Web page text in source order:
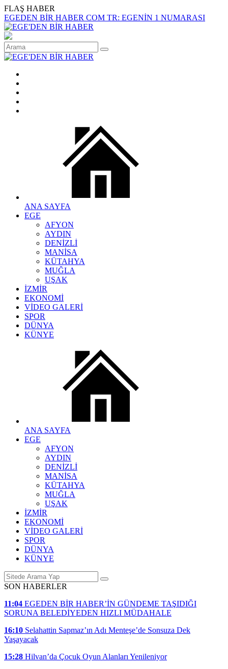
FLAŞ HABER
EGEDEN BİR HABER COM TR: EGENİN 1 NUMARASI
ANA SAYFA
EGE
AFYON
AYDIN
DENİZLİ
MANİSA
KÜTAHYA
MUĞLA
UŞAK
İZMİR
EKONOMİ
VİDEO GALERİ
SPOR
DÜNYA
KÜNYE
ANA SAYFA
EGE
AFYON
AYDIN
DENİZLİ
MANİSA
KÜTAHYA
MUĞLA
UŞAK
İZMİR
EKONOMİ
VİDEO GALERİ
SPOR
DÜNYA
KÜNYE
SON HABERLER
11:04 EGEDEN BİR HABER’İN GÜNDEME TAŞIDIĞI
SORUNA BELEDİYEDEN HIZLI MÜDAHALE
16:10 Selahattin Sapmaz’ın Adı Menteşe’de Sonsuza Dek
Yaşayacak
15:28 Hilvan’da Çocuk Oyun Alanları Yenileniyor